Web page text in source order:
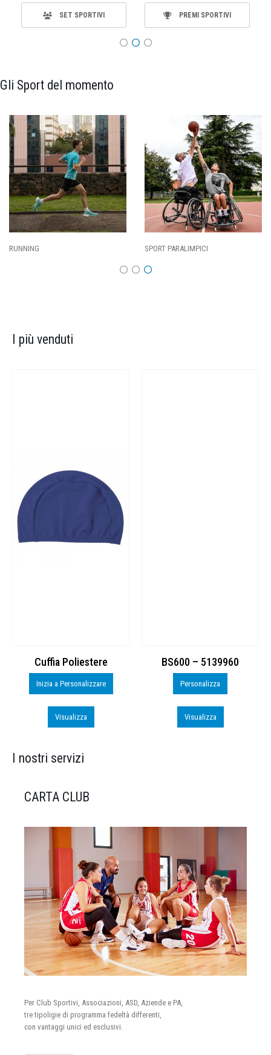
SET SPORTIVI PREMI SPORTIVI
Gli Sport del momento
CALCIO
I più venduti
Cuffia Poliestere
Inizia a Personalizzare
Visualizza
BS600 – 5139960
Personalizza
Visualizza
I nostri servizi
CARTA CLUB
Per Club Sportivi, Associazioni, ASD, Aziende e PA,
tre tipoligie di programma fedeltà differenti,
con vantaggi unici ed esclusivi.